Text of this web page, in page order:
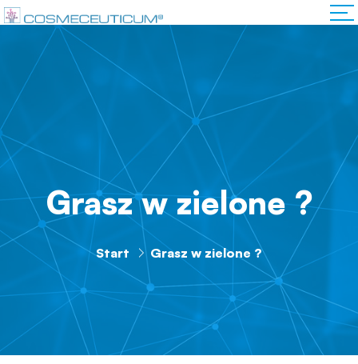
Grasz w zielone ?
Start Grasz w zielone ?